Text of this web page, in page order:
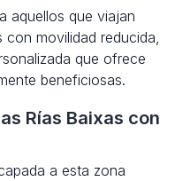
aquellos que viajan
movilidad reducida,
que ofrece
beneficiosas.
Rías Baixas con
a esta zona